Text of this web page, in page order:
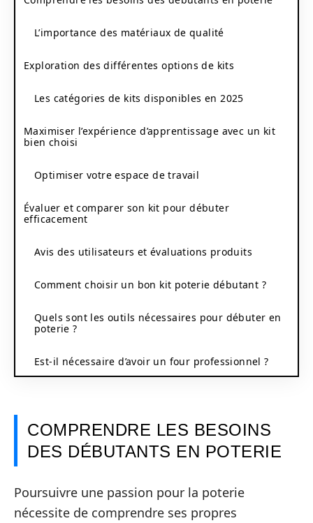
L’importance des matériaux de qualité
Exploration des différentes options de kits
Les catégories de kits disponibles en 2025
Maximiser l’expérience d’apprentissage avec un kit
bien choisi
Optimiser votre espace de travail
Évaluer et comparer son kit pour débuter
efficacement
Avis des utilisateurs et évaluations produits
Comment choisir un bon kit poterie débutant ?
Quels sont les outils nécessaires pour débuter en
poterie ?
Est-il nécessaire d’avoir un four professionnel ?
COMPRENDRE LES BESOINS
DES DÉBUTANTS EN POTERIE
Poursuivre une passion pour la poterie
nécessite de comprendre ses propres